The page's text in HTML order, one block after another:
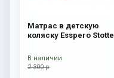
Матрас в детскую
коляску Esspero Stotte
2 300 р
В наличии